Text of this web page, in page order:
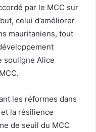
par le MCC sur
celui d’améliorer
mauritaniens, tout
souligne Alice
les réformes dans
la résilience
de seuil du MCC